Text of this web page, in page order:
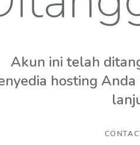
Akun ini telah
hosting